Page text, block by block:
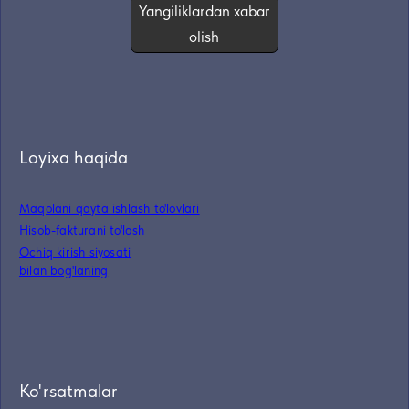
Yangiliklardan xabar
olish
Loyixa haqida
Maqolani qayta ishlash to'lovlari
Hisob-fakturani to'lash
Ochiq kirish siyosati
bilan bog'laning
Ko'rsatmalar